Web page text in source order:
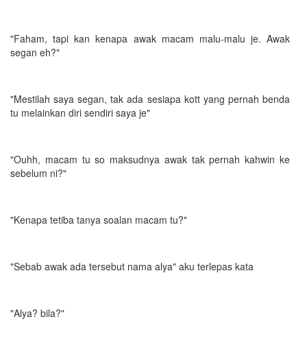
"Faham, tapi kan kenapa awak macam malu-malu je. Awak
segan eh?"
"Mestilah saya segan, tak ada sesiapa kott yang pernah benda
tu melainkan diri sendiri saya je"
"Ouhh, macam tu so maksudnya awak tak pernah kahwin ke
sebelum ni?"
"Kenapa tetiba tanya soalan macam tu?"
"Sebab awak ada tersebut nama alya" aku terlepas kata
"Alya? bila?"